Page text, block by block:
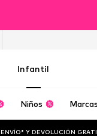
Infantil
Niños Marcas
ENVÍO* Y DEVOLUCIÓN